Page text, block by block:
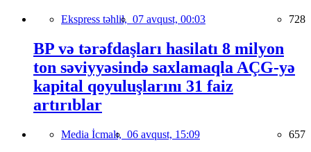
Ekspress təhlil, 07 avqust, 00:03 728
BP və tərəfdaşları hasilatı 8 milyon
ton səviyyəsində saxlamaqla AÇG-yə
kapital qoyuluşlarını 31 faiz
artırıblar
Media İcmalı, 06 avqust, 15:09 657